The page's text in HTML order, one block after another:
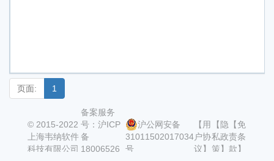
页面: 1
© 2015-2022
上海韦纳软件
科技有限公司
备案服务
号：沪ICP
备
18006526
沪公网安备
31011502017034
号
【用
户协
议】
【隐
私政
策】
【免
责条
款】